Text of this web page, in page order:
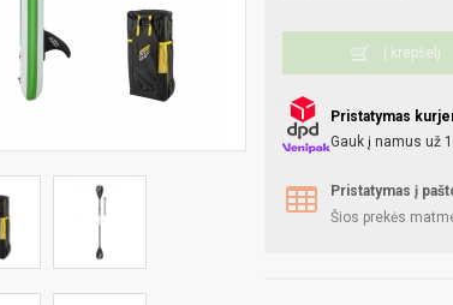
Į krepšelį
Pristatymas
Gauk į namus už
Pristatymas į
Šios prekės